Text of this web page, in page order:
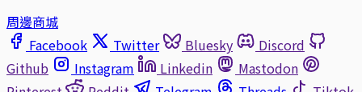
周邊商城
Facebook
Twitter Bluesky
Discord
Github
Instagram Linkedin
Mastodon